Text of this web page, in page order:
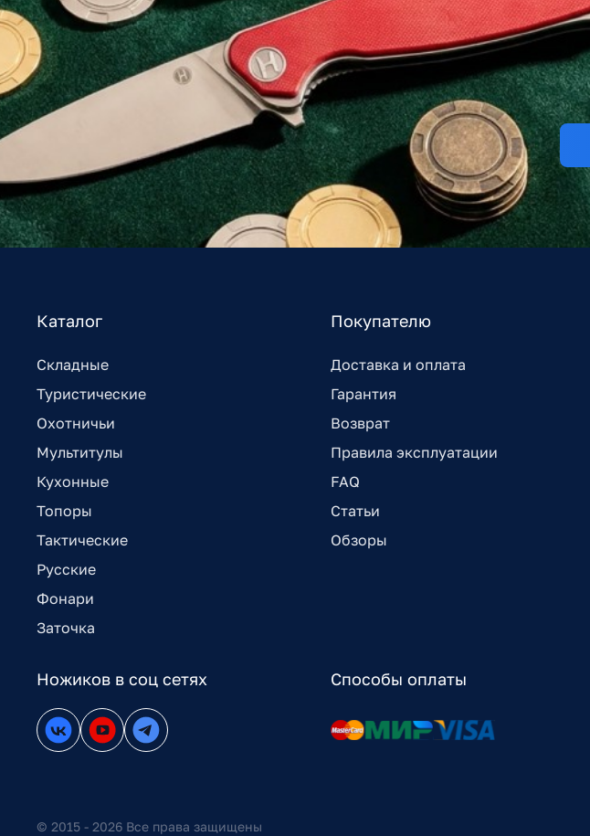
Каталог
Складные
Туристические
Охотничьи
Мультитулы
Кухонные
Топоры
Тактические
Русские
Фонари
Заточка
Покупателю
Доставка и оплата
Гарантия
Возврат
Правила эксплуатации
FAQ
Статьи
Обзоры
Ножиков в соц сетях Способы оплаты
© 2015 - 2026 Все права защищены